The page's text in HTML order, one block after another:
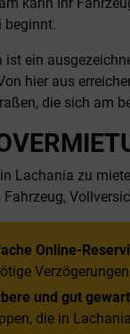
beginnt.
ist ein
hier aus
die sich am
Lachania zu
Fahrzeug,
Online-
und gut
die in